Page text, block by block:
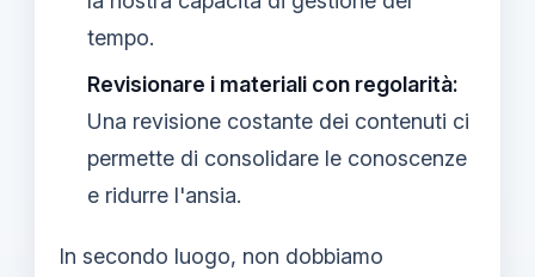
tempo.
Revisionare i materiali con regolarità:
Una revisione costante dei contenuti ci
permette di consolidare le conoscenze
e ridurre l'ansia.
In secondo luogo, non dobbiamo